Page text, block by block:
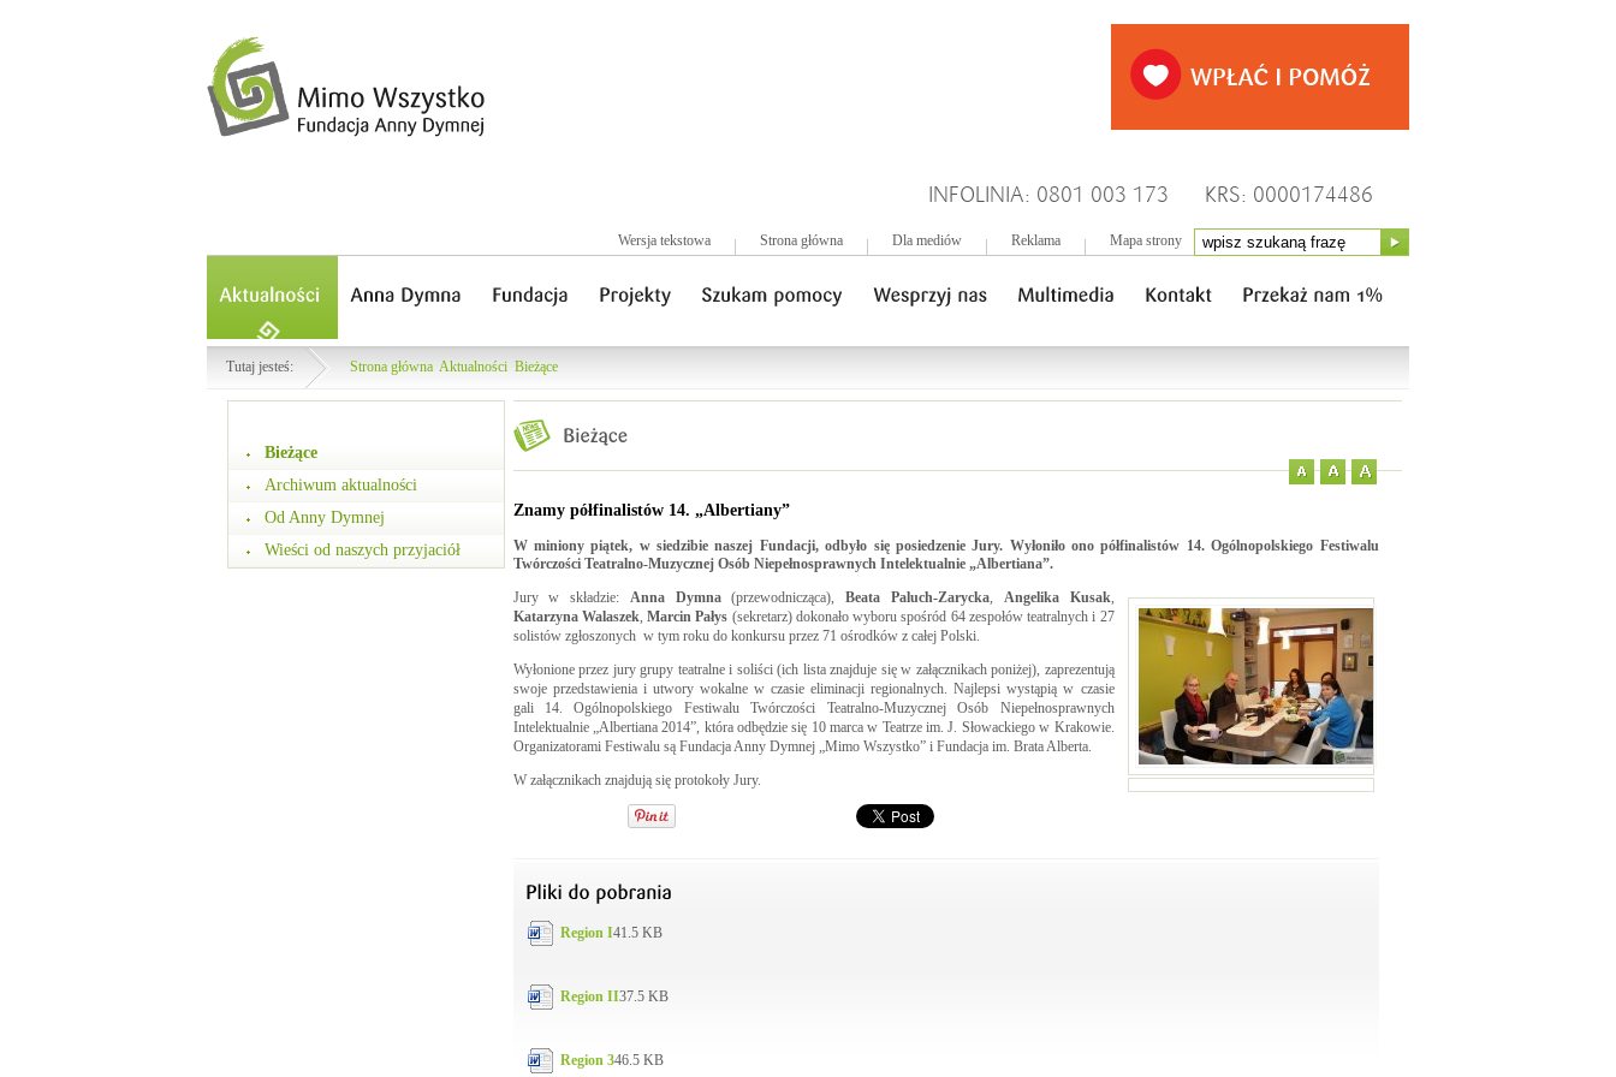
KRS: 0000174486
INFOLINIA: 0801 003 173
Wersja tekstowa Strona główna Dla mediów Reklama Mapa strony
Tutaj jesteś: Strona główna Aktualności Bieżące
Bieżące
Archiwum aktualności
Od Anny Dymnej
Wieści od naszych przyjaciół
Znamy półfinalistów 14. „Albertiany”
W miniony piątek, w siedzibie naszej Fundacji, odbyło się posiedzenie Jury. Wyłoniło ono półfinalistów 14. Ogólnopolskiego Festiwalu
Twórczości Teatralno-Muzycznej Osób Niepełnosprawnych Intelektualnie „Albertiana”.
Jury w składzie: Anna Dymna(przewodnicząca), Beata Paluch-Zarycka, Angelika Kusak,
Katarzyna Walaszek, Marcin Pałys (sekretarz) dokonało wyboru spośród 64 zespołów teatralnych i 27
solistów zgłoszonych w tym roku do konkursu przez 71 ośrodków z całej Polski.
Wyłonione przez jury grupy teatralne i soliści (ich lista znajduje się w załącznikach poniżej), zaprezentują
swoje przedstawienia i utwory wokalne w czasie eliminacji regionalnych. Najlepsi wystąpią w czasie
gali 14. Ogólnopolskiego Festiwalu Twórczości Teatralno-Muzycznej Osób Niepełnosprawnych
Intelektualnie „Albertiana 2014”, która odbędzie się 10 marca w Teatrze im. J. Słowackiego w Krakowie.
Organizatorami Festiwalu są Fundacja Anny Dymnej „Mimo Wszystko” i Fundacja im. Brata Alberta.
W załącznikach znajdują się protokoły Jury.
Region I41.5 KB
Region II37.5 KB
Region 346.5 KB